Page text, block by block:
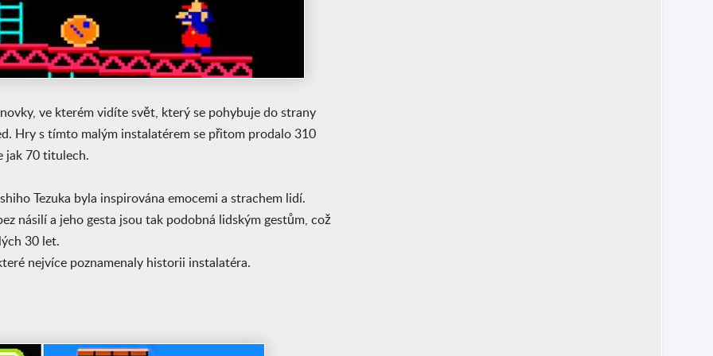
ve kterém vidíte svět, který se pohybuje do strany
Hry s tímto malým instalatérem se přitom prodalo 310
jak 70 titulech.
Tezuka byla inspirována emocemi a strachem lidí.
násilí a jeho gesta jsou tak podobná lidským gestům, což
30 let.
nejvíce poznamenaly historii instalatéra.